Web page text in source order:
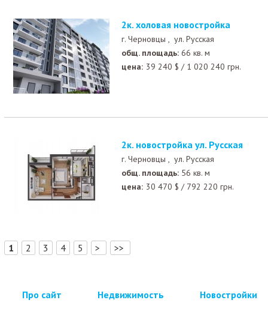
2к. холовая новостройка
г. Черновцы , ул. Русская
общ. площадь: 66 кв. м
цена: 39 240 $ / 1 020 240 грн.
2к. новостройка ул. Русская
г. Черновцы , ул. Русская
общ. площадь: 56 кв. м
цена: 30 470 $ / 792 220 грн.
1 2 3 4 5 > >>
Про сайт Недвижимость Новостройки